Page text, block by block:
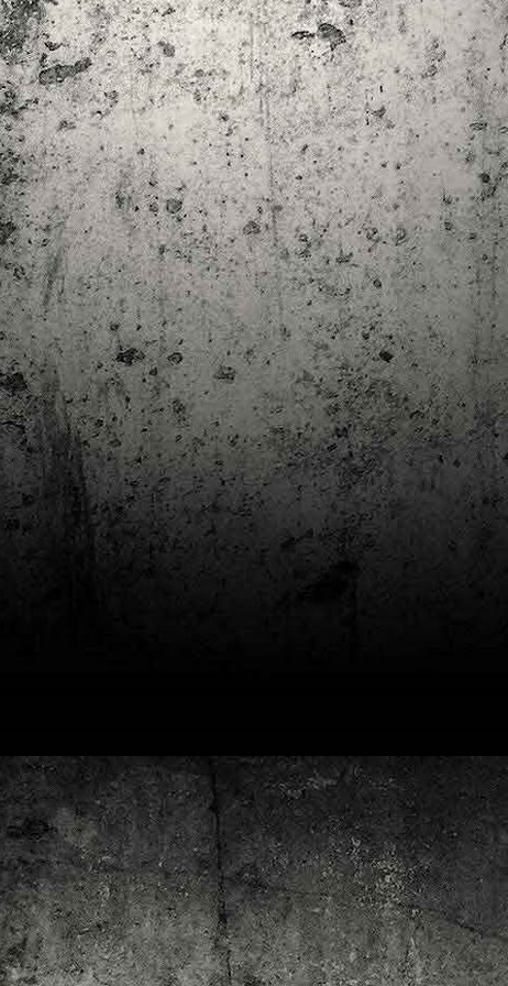
trimestre del club de lectura de còmics de la Biblioteca Pública de
Tarragona. I aquest és el menú ofert per als mesos d'abril, maig i juny. Com ja és
habitual, el club se segueix en modalitat virtual amb l'aplicació Tellfy i les
trobades mensuals són per videoconferència.
MAR
13
Descobrint els orígens de la revista Spirou
Ja tinc a les mans el resultat d'una feina que m'ha portat a capbussar-me
els darrers temps en la història del còmic europeu i dels seus grans
autors i personatges!
Segur que coneixeu en Lucky Luke, els Barrufets, en Marsupilami o en Spirou,
però sabíeu que van néixer en una revista? Le Journal de Spirou, publicada per
primera vegada el 21 d’abril de 1938, és una de les grans icones de l’escola de
còmic franco-belga.
24
El compromís de Joan Junceda: ‘Somnis entre la boira’ de
Lluís Recasens i Àngel Marí
Nascut a Barcelona l’any 1881 i mort a Blanes el 1948, Joan Junceda és
un dels noms més destacats entre els dibuixants, il·lustradors i caricaturistes
catalans d’aquesta època. Tot i començar sense cap tipus de formació, ben
aviat s’integrà dins la redacció del setmanari Cu-Cut!, participant activament en
Abans de tancar el 2024, arriba l'hora de presentar les lectures del
primer trimestre del 2025 del club de lectura de còmics de la Biblioteca
Pública de Tarragona, gratuït i virtual. El menú, ben variat: un personatge
clàssic, l'adaptació d'una novel·la molt coneguda (i llegida) i una novetat molt
impactant. Aquí en teniu els detalls!
Gener
Corto Maltés.
OCT